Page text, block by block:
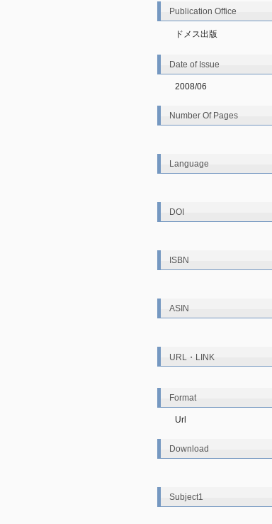
Publication Office
ドメス出版
Date of Issue
2008/06
Number Of Pages
Language
DOI
ISBN
ASIN
URL・LINK
Format
Url
Download
Subject1